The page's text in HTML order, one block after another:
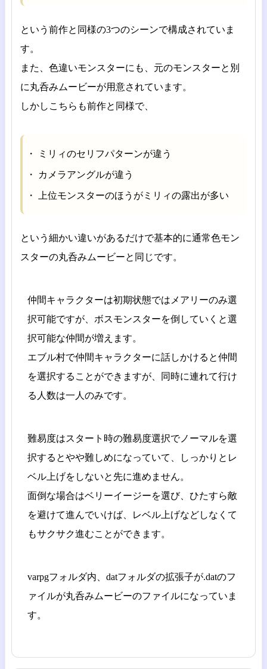
という前作と同様の3つのシーンで構成されていま
す。
また、色違いモンスターにも、元のモンスターと別
に丸呑みムービーが用意されています。
しかしこちらも前作と同様で、
ミリィのセリフパターンが違う
カメラアングルが違う
上位モンスターのほうがミリィの露出が多い
という細かい違いがあるだけで基本的に通常色モン
スターの丸呑みムービーと同じです。
仲間キャラクターは初期状態ではメアリーのみ選
択可能ですが、ボスモンスターを倒していくと選
択可能な仲間が増えます。
エブル村で仲間キャラクターに話しかけると仲間
を選択することができますが、同時に連れて行け
る人数は一人のみです。
難易度はスタート時の難易度選択でノーマルを選
択するとやや難しめになっていて、しっかりとレ
ベル上げをしないと先に進めません。
面倒な場合はベリーイージーを選び、ひたすら敵
を避けて進んでいけば、レベル上げなどしなくて
もサクサク進むことができます。
varpgフォルダ内、datフォルダの拡張子が.datのフ
ァイルが丸呑みムービーのファイルになっていま
す。